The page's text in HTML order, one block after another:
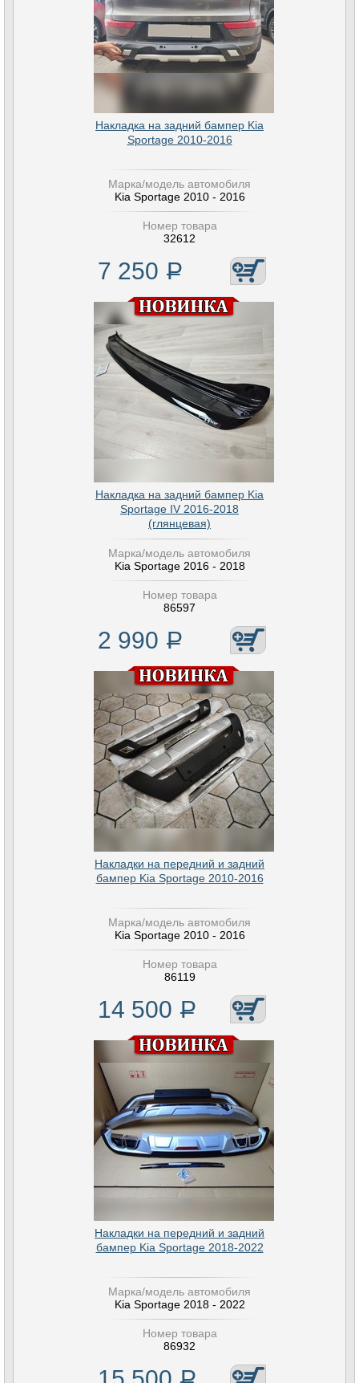
Накладка на задний бампер Kia
Sportage 2010-2016
Марка/модель автомобиля
Kia Sportage 2010 - 2016
Номер товара
32612
7 250 Р
Накладка на задний бампер Kia
Sportage IV 2016-2018
(глянцевая)
Марка/модель автомобиля
Kia Sportage 2016 - 2018
Номер товара
86597
2 990 Р
Накладки на передний и задний
бампер Kia Sportage 2010-2016
Марка/модель автомобиля
Kia Sportage 2010 - 2016
Номер товара
86119
14 500 Р
Накладки на передний и задний
бампер Kia Sportage 2018-2022
Марка/модель автомобиля
Kia Sportage 2018 - 2022
Номер товара
86932